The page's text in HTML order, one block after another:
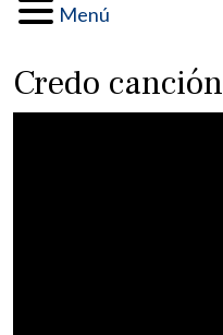
Menú
Credo canción